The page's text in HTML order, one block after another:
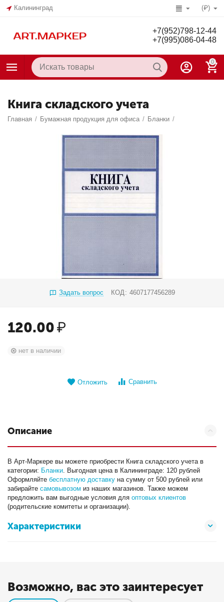
Калининград (₽)
+7(952)798-12-44
+7(995)086-04-48
0
Книга складского учета
Главная / Бумажная продукция для офиса / Бланки /
Задать вопрос КОД: 4607177456289
120.00₽
нет в наличии
Отложить Сравнить
Описание
В Арт-Маркере вы можете приобрести Книга складского учета в
категории: Бланки. Выгодная цена в Калининграде: 120 рублей
Оформляйтебесплатную доставку на сумму от 500 рублей или
забирайтесамовывозом из наших магазинов. Также можем
предложить вам выгодные условия дляоптовых клиентов
(родительские комитеты и организации).
Характеристики
Возможно, вас это заинтересует